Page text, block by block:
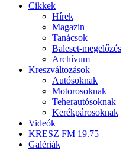
Cikkek
Hírek
Magazin
Tanácsok
Baleset-megelőzés
Archívum
Kreszváltozások
Autósoknak
Motorosoknak
Teherautósoknak
Kerékpárosoknak
Videók
KRESZ FM 19.75
Galériák